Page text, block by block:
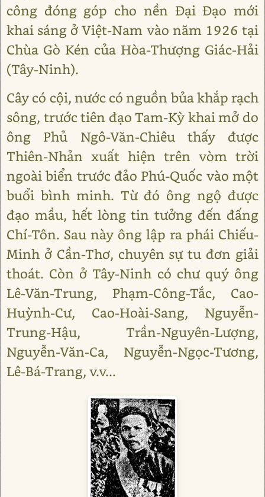
công đóng góp cho nền Đại Đạo mới
khai sáng ở Việt-Nam vào năm 1926 tại
Chùa Gò Kén của Hòa-Thượng Giác-Hải
(Tây-Ninh).
Cây có cội, nước có nguồn bủa khắp rạch
sông, trước tiên đạo Tam-Kỳ khai mở do
ông Phủ Ngô-Văn-Chiêu thấy được
Thiên-Nhản xuất hiện trên vòm trời
ngoài biển trước đảo Phú-Quốc vào một
buổi bình minh. Từ đó ông ngộ được
đạo mầu, hết lòng tin tưởng đến đấng
Chí-Tôn. Sau này ông lập ra phái Chiếu-
Minh ở Cần-Thơ, chuyên sự tu đơn giải
thoát. Còn ở Tây-Ninh có chư quý ông
Lê-Văn-Trung, Phạm-Công-Tắc, Cao-
Huỳnh-Cư, Cao-Hoài-Sang, Nguyễn-
Trung-Hậu, Trần-Nguyên-Lượng,
Nguyễn-Văn-Ca, Nguyễn-Ngọc-Tương,
Lê-Bá-Trang, v.v...